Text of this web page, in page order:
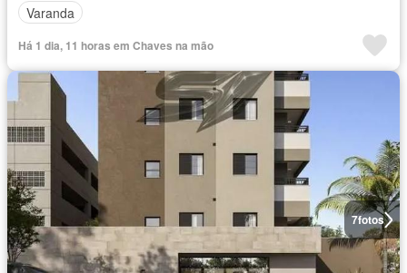
Varanda
Há 1 dia, 11 horas em Chaves na mão
7fotos